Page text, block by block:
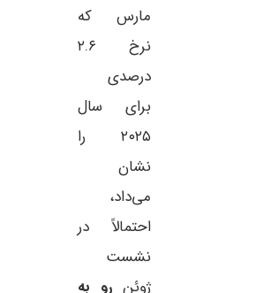
مارس که
نرخ ۲.۶
درصدی
برای سال
۲۰۲۵ را
نشان
می‌داد،
احتمالاً در
نشست
ژوئنرو به